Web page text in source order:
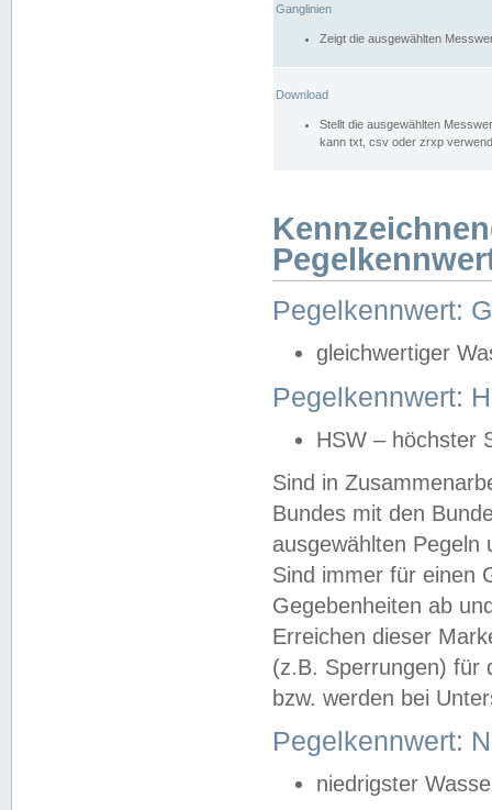
Ganglinien
Zeigt die ausgewählten
Download
Stellt die ausgewählten
kann txt, csv oder zrxp
Pegelkennwert:
gleichwertiger
Pegelkennwert:
HSW – höchster
Sind in
Bundes mit den
ausgewählten
Sind immer für einen
Gegebenheiten ab
Erreichen dieser
(z.B. Sperrungen) für
bzw. werden bei
Pegelkennwert:
niedrigster